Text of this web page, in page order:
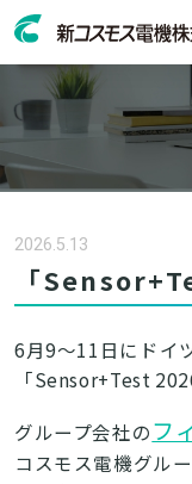
2026.5.13
「
6月9～11日にドイ
「Sensor+Test
グループ会社のフ
コスモス電機グル